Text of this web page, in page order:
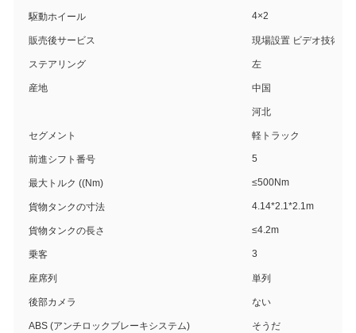
駆動ホイール 4×2
販売後サービス 現場設置 ビデオ技術サ
ステアリング 左
産地 中国
河北
セグメント 軽トラック
前進シフト番号 5
最大トルク ((Nm) ≤500Nm
貨物タンクの寸法 4.14*2.1*2.1m
貨物タンクの長さ ≤4.2m
乗客 3
座席列 単列
後部カメラ ない
ABS (アンチロックブレーキシステム) そうだ